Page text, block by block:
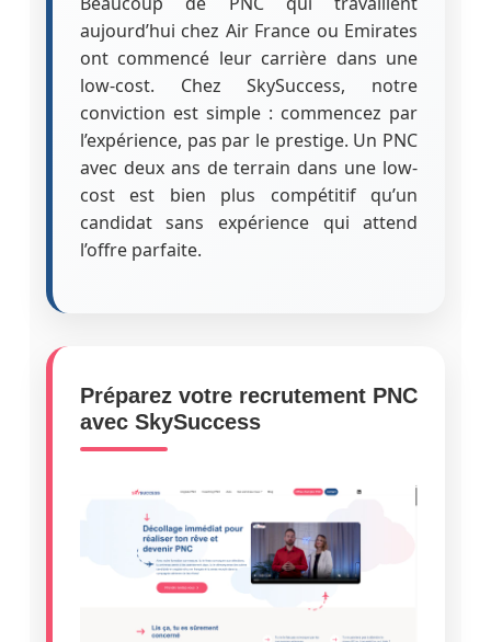
aujourd’hui chez Air France ou Emirates
ont commencé leur carrière dans une
low-cost. Chez SkySuccess, notre
conviction est simple : commencez par
l’expérience, pas par le prestige. Un PNC
avec deux ans de terrain dans une low-
cost est bien plus compétitif qu’un
candidat sans expérience qui attend
l’offre parfaite.
Préparez votre recrutement PNC
avec SkySuccess